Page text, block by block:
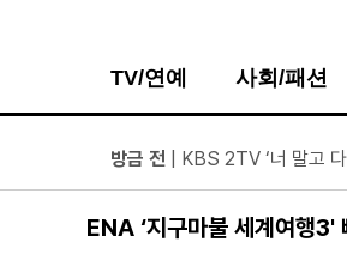
TV/연예 사회/패션
방금 전 | 위대한 가이드3 박명
방금 전| 정보민, ‘사랑이 온다
방금 전 | ‘누적 1억 3천만 원
ENA ‘지구마불 세계여행3'